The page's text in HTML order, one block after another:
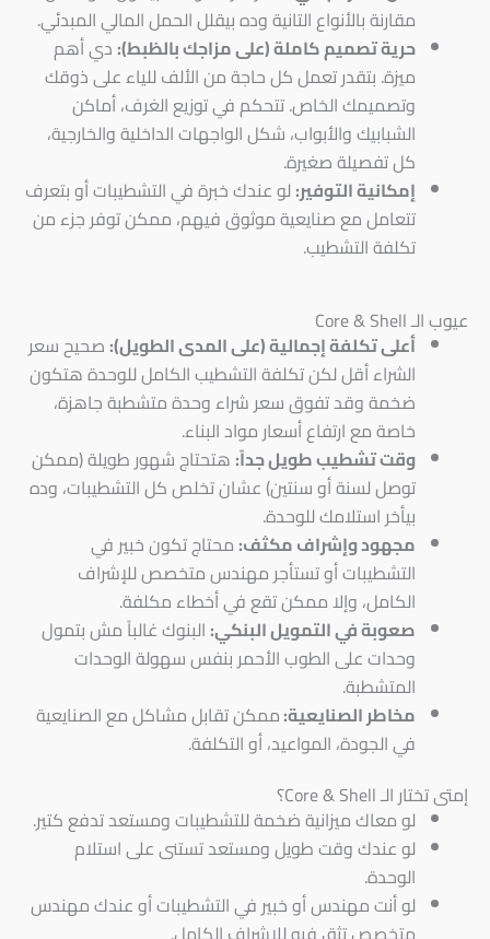
مقارنة بالأنواع التانية وده بيقلل الحمل المالي المبدئي.
حرية تصميم كاملة (على مزاجك بالظبط): دي أهم
ميزة. بتقدر تعمل كل حاجة من الألف للياء على ذوقك
وتصميمك الخاص. تتحكم في توزيع الغرف، أماكن
الشبابيك والأبواب، شكل الواجهات الداخلية والخارجية،
كل تفصيلة صغيرة.
إمكانية التوفير: لو عندك خبرة في التشطيبات أو بتعرف
تتعامل مع صنايعية موثوق فيهم، ممكن توفر جزء من
تكلفة التشطيب.
عيوب الـ Core & Shell
أعلى تكلفة إجمالية (على المدى الطويل): صحيح سعر
الشراء أقل لكن تكلفة التشطيب الكامل للوحدة هتكون
ضخمة وقد تفوق سعر شراء وحدة متشطبة جاهزة،
خاصة مع ارتفاع أسعار مواد البناء.
وقت تشطيب طويل جداً: هتحتاج شهور طويلة (ممكن
توصل لسنة أو سنتين) عشان تخلص كل التشطيبات، وده
بيأخر استلامك للوحدة.
مجهود وإشراف مكثف: محتاج تكون خبير في
التشطيبات أو تستأجر مهندس متخصص للإشراف
الكامل، وإلا ممكن تقع في أخطاء مكلفة.
صعوبة في التمويل البنكي: البنوك غالباً مش بتمول
وحدات على الطوب الأحمر بنفس سهولة الوحدات
المتشطبة.
مخاطر الصنايعية:ممكن تقابل مشاكل مع الصنايعية
في الجودة، المواعيد، أو التكلفة.
إمتى تختار الـ Core & Shell؟
لو معاك ميزانية ضخمة للتشطيبات ومستعد تدفع كتير.
لو عندك وقت طويل ومستعد تستنى على استلام
الوحدة.
لو أنت مهندس أو خبير في التشطيبات أو عندك مهندس